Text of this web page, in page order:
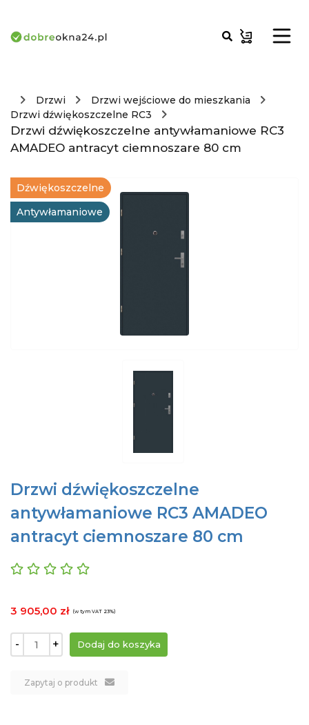
Drzwi
Drzwi wejściowe do mieszkania
Drzwi dźwiękoszczelne RC3
Drzwi dźwiękoszczelne antywłamaniowe RC3
AMADEO antracyt ciemnoszare 80 cm
Dźwiękoszczelne
Antywłamaniowe
Drzwi dźwiękoszczelne
antywłamaniowe RC3 AMADEO
antracyt ciemnoszare 80 cm
3 905,00 zł (w tym VAT 23%)
- +
Zapytaj o produkt